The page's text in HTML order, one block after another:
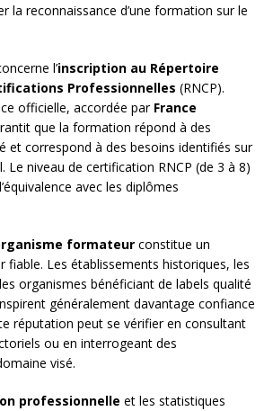
la reconnaissance d’une formation sur le
l’inscription au Répertoire
Professionnelles (RNCP).
officielle, accordée par France
que la formation répond à des
et correspond à des besoins identifiés sur
Le niveau de certification RNCP (de 3 à 8)
avec les diplômes
formateur constitue un
fiable. Les établissements historiques, les
organismes bénéficiant de labels qualité
généralement davantage confiance
réputation peut se vérifier en consultant
ou en interrogeant des
visé.
professionnelle et les statistiques